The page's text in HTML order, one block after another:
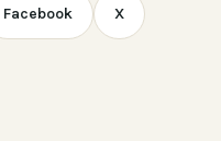
Facebook X